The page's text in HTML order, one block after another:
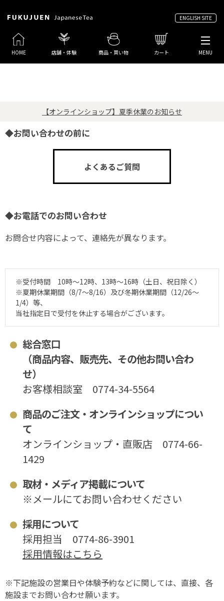
ENGLISH SITE
HOME 店舗・体験 商品・買い物 カート MENU
【オンラインショップ】夏季休業のお知らせ
◆お問い合わせの前に
よくあるご質問
◆お電話でのお問い合わせ
お問合せ内容によって、連絡先が異なります。
※受付時間 10時～12時、13時～16時（土日、祝日除く）
※夏期休業期間（8/7～8/16）及び冬期休業期間（12/26～
1/4）等、
当社指定日で受付を休止する場合がございます。
総合窓口
（商品内容、販売先、その他お問い合わ
せ）
お客様相談室 0774-34-5564
商品のご注文・オンラインショップについ
て
オンラインショップ・直販店 0774-66-
1429
取材・メディア掲載について
※メールにてお問い合わせください
採用について
採用担当 0774-86-3901
採用情報はこちら
※下記施設の営業日や体験予約などに関しては、直接、各
施設までお問い合わせ願います。